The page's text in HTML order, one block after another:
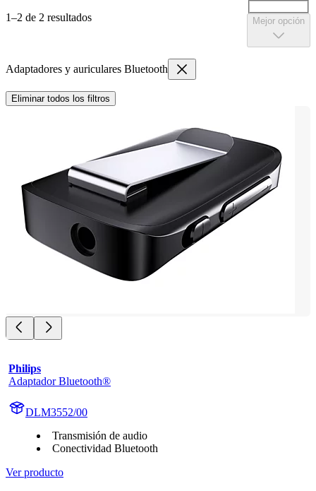
1–2 de 2 resultados Mejor opción
Adaptadores y auriculares Bluetooth
Eliminar todos los filtros
Philips
Adaptador Bluetooth®
DLM3552/00
Transmisión de audio
Conectividad Bluetooth
Ver producto